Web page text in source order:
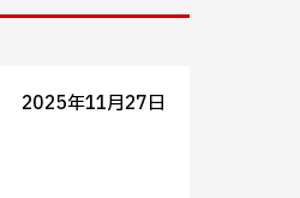
2025年11月27日